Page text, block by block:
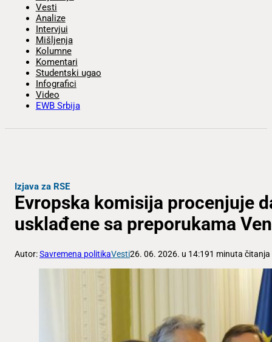
Vesti
Analize
Intervjui
Mišljenja
Kolumne
Komentari
Studentski ugao
Infografici
Video
EWB Srbija
Izjava za RSE
Evropska komisija procenjuje
usklađene sa preporukama
Autor:Savremena politikaVesti26. 06. 2026. u 14:191 minuta čitanja